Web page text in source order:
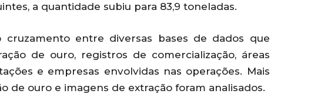
a quantidade subiu para 83,9 toneladas.
entre diversas bases de dados que
de ouro, registros de comercialização, áreas
e empresas envolvidas nas operações. Mais
de ouro e imagens de extração foram analisados.